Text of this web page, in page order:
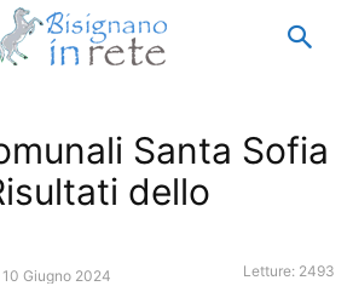
Santa Sofia
dello
10 Giugno 2024 Letture: 2493